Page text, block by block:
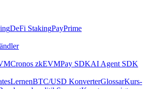
DeFi StakingPayPrime
Cronos zkEVMPay SDKAI Agent SDK
LernenBTC/USD KonverterGlossarKurs-